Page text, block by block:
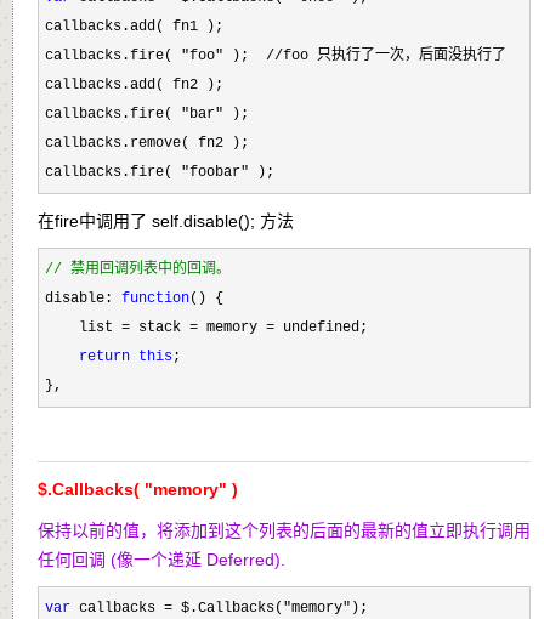
callbacks.add( fn1 );
callbacks.fire( "foo" );  //foo 只执行了一次，后面没执行了
callbacks.add( fn2 );
callbacks.fire( "bar" );
callbacks.remove( fn2 );
callbacks.fire( "foobar" );
在fire中调用了 self.disable(); 方法
// 禁用回调列表中的回调。
disable: function() {
    list
= stack = memory = undefined;
return this;
},
$.Callbacks( "memory" )
保持以前的值，将添加到这个列表的后面的最新的值立即执行调用
任何回调 (像一个递延 Deferred).
var callbacks = $.Callbacks("memory" );